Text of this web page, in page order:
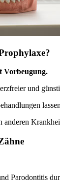
Vorbeugung.
und
Parodontitis